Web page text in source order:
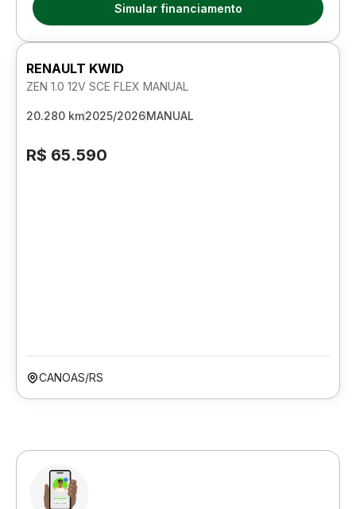
Simular financiamento
RENAULT KWID
ZEN 1.0 12V SCE FLEX MANUAL
20.280 km2025/2026MANUAL
R$ 65.590
CANOAS/RS